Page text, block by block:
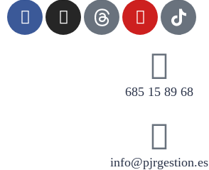
685 15 89 68
info@pjrgestion.es